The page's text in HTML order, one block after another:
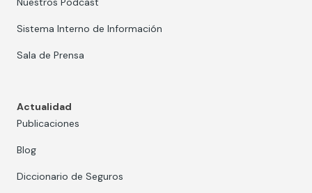
Sistema Interno de Información
Sala de Prensa
Actualidad
Publicaciones
Blog
Diccionario de Seguros